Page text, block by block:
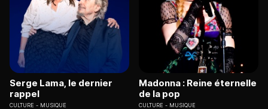
Serge Lama, le dernier
rappel
CULTURE MUSIQUE
Madonna : Reine éternelle
de la pop
CULTURE MUSIQUE